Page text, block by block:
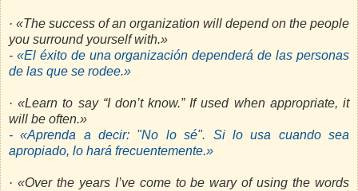
· «The success of an organization will depend on the people
you surround yourself with.»
- «El éxito de una organización dependerá de las personas
de las que se rodee.»
· «Learn to say “I don’t know.” If used when appropriate, it
will be often.»
- «Aprenda a decir: "No lo sé". Si lo usa cuando sea
apropiado, lo hará frecuentemente.»
· «Over the years I’ve come to be wary of using the words